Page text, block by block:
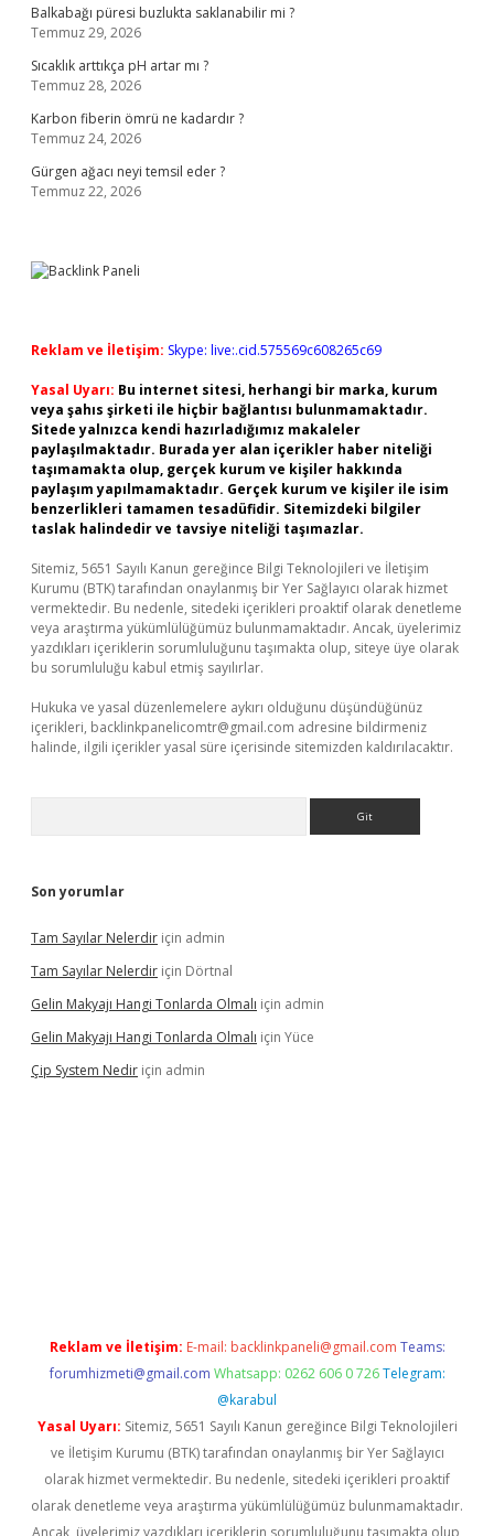
Balkabağı püresi buzlukta saklanabilir mi ?
Temmuz 29, 2026
Sıcaklık arttıkça pH artar mı ?
Temmuz 28, 2026
Karbon fiberin ömrü ne kadardır ?
Temmuz 24, 2026
Gürgen ağacı neyi temsil eder ?
Temmuz 22, 2026
Reklam ve İletişim: Skype: live:.cid.575569c608265c69
Yasal Uyarı: Bu internet sitesi, herhangi bir marka, kurum
veya şahıs şirketi ile hiçbir bağlantısı bulunmamaktadır.
Sitede yalnızca kendi hazırladığımız makaleler
paylaşılmaktadır. Burada yer alan içerikler haber niteliği
taşımamakta olup, gerçek kurum ve kişiler hakkında
paylaşım yapılmamaktadır. Gerçek kurum ve kişiler ile isim
benzerlikleri tamamen tesadüfidir. Sitemizdeki bilgiler
taslak halindedir ve tavsiye niteliği taşımazlar.
Sitemiz, 5651 Sayılı Kanun gereğince Bilgi Teknolojileri ve İletişim
Kurumu (BTK) tarafından onaylanmış bir Yer Sağlayıcı olarak hizmet
vermektedir. Bu nedenle, sitedeki içerikleri proaktif olarak denetleme
veya araştırma yükümlülüğümüz bulunmamaktadır. Ancak, üyelerimiz
yazdıkları içeriklerin sorumluluğunu taşımakta olup, siteye üye olarak
bu sorumluluğu kabul etmiş sayılırlar.
Hukuka ve yasal düzenlemelere aykırı olduğunu düşündüğünüz
içerikleri, backlinkpanelicomtr@gmail.com adresine bildirmeniz
halinde, ilgili içerikler yasal süre içerisinde sitemizden kaldırılacaktır.
Son yorumlar
Tam Sayılar Nelerdir için admin
Tam Sayılar Nelerdir için Dörtnal
Gelin Makyajı Hangi Tonlarda Olmalı için admin
Gelin Makyajı Hangi Tonlarda Olmalı için Yüce
Çip System Nedir için admin
Reklam ve İletişim: E-mail: backlinkpaneli@gmail.com Teams:
forumhizmeti@gmail.com Whatsapp: 0262 606 0 726 Telegram:
@karabul
Yasal Uyarı: Sitemiz, 5651 Sayılı Kanun gereğince Bilgi Teknolojileri
ve İletişim Kurumu (BTK) tarafından onaylanmış bir Yer Sağlayıcı
olarak hizmet vermektedir. Bu nedenle, sitedeki içerikleri proaktif
olarak denetleme veya araştırma yükümlülüğümüz bulunmamaktadır.
Ancak, üyelerimiz yazdıkları içeriklerin sorumluluğunu taşımakta olup,